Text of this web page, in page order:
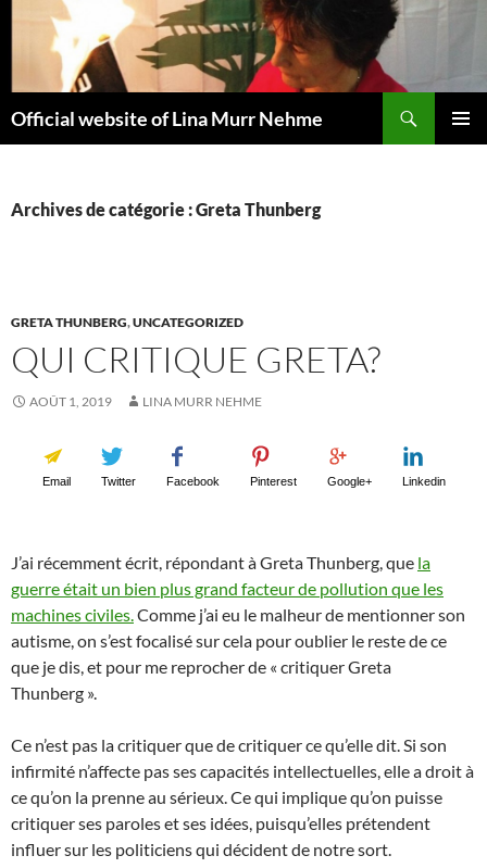
contenu
Official website of Lina Murr Nehme
Archives de catégorie : Greta Thunberg
GRETA THUNBERG,UNCATEGORIZED
QUI CRITIQUE GRETA?
AOÛT 1, 2019 LINA MURR NEHME
Email Twitter Facebook Pinterest Google+ Linkedin
J’ai récemment écrit, répondant à Greta Thunberg, que la
guerre était un bien plus grand facteur de pollution que les
machines civiles.Comme j’ai eu le malheur de mentionner son
autisme, on s’est focalisé sur cela pour oublier le reste de ce
que je dis, et pour me reprocher de « critiquer Greta
Thunberg ».
Ce n’est pas la critiquer que de critiquer ce qu’elle dit. Si son
infirmité n’affecte pas ses capacités intellectuelles, elle a droit à
ce qu’on la prenne au sérieux. Ce qui implique qu’on puisse
critiquer ses paroles et ses idées, puisqu’elles prétendent
influer sur les politiciens qui décident de notre sort.